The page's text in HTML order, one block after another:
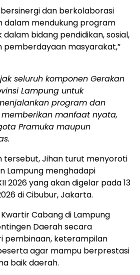
dan berkolaborasi
dalam mendukung program
bidang pendidikan, sosial,
pemberdayaan masyarakat,”
seluruh komponen Gerakan
Lampung untuk
program dan
manfaat nyata,
Pramuka maupun
tersebut, Jihan turut menyoroti
Lampung menghadapi
2026 yang akan digelar pada 13
di Cibubur, Jakarta.
Cabang di Lampung
Daerah secara
pembinaan, keterampilan
agar mampu berprestasi
baik daerah.